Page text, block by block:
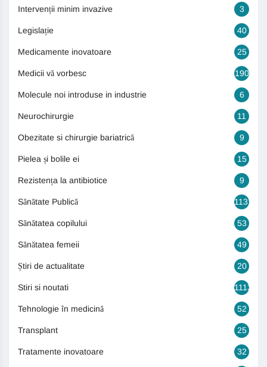
Intervenții minim invazive 3
Legislație 40
Medicamente inovatoare 25
Medicii vă vorbesc 190
Molecule noi introduse in industrie 6
Neurochirurgie 11
Obezitate si chirurgie bariatrică 9
Pielea și bolile ei 15
Rezistența la antibiotice 9
Sănătate Publică 1131
Sănătatea copilului 53
Sănătatea femeii 49
Știri de actualitate 20
Stiri si noutati 1113
Tehnologie în medicină 52
Transplant 25
Tratamente inovatoare 32